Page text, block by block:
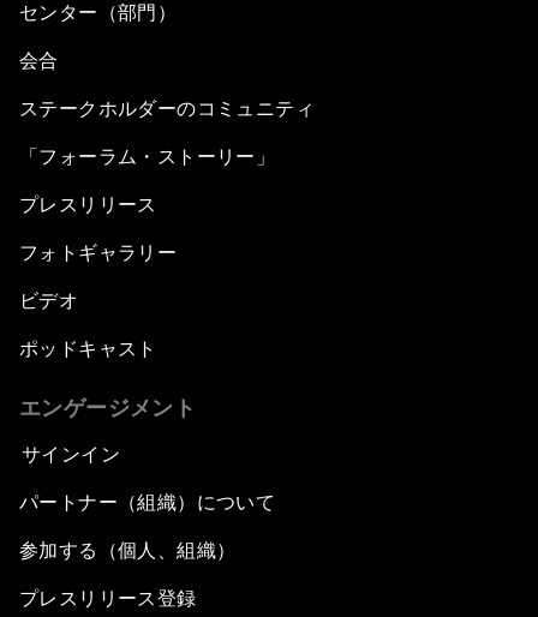
センター（部門）
会合
ステークホルダーのコミュニティ
「フォーラム・ストーリー」
プレスリリース
フォトギャラリー
ビデオ
ポッドキャスト
エンゲージメント
サインイン
パートナー（組織）について
参加する（個人、組織）
プレスリリース登録